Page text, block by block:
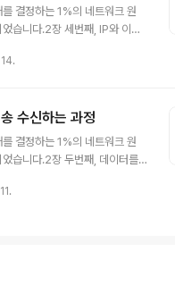
수를 줄이는 방법이 있다. 그러
보내는 리퀘스트를 웹 서버에
다. 서버에 액세스 할 때 DNS
결정하는 1%의 네트워크 원
습니다.2장 세번째, IP와 이더
는가? 패킷은 헤더와 데이터 두
기기가 패킷을 만든다. 그리고
신한다. 중계 장치는 도착한 패
목적지를 판단한다. 이 때 어느
록된 내용과 표에 등록된 내용
수신하는 과정
결정하는 1%의 네트워크 원
습니다.2장 두번째, 데이터를
게 되면 데이터 송 수신 동작에
모리 영역에 저장을 해둔다. 그
다 데이터를 송신하게 되면 네